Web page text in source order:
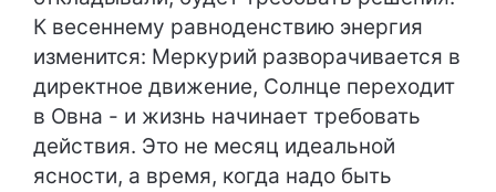
К весеннему равноденствию энергия
изменится: Меркурий разворачивается в
директное движение, Солнце переходит
в Овна - и жизнь начинает требовать
действия. Это не месяц идеальной
ясности, а время, когда надо быть